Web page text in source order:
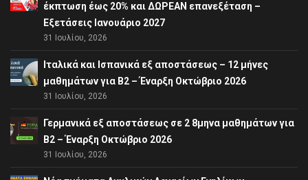
έκπτωση έως 20% και ΔΩΡΕΑΝ επανεξέταση –
Εξετάσεις Ιανουάριο 2027
31 Ιουλίου, 2026
Ιταλικά και Ισπανικά εξ αποστάσεως – 12 μήνες
μαθημάτων για B2 – Έναρξη Οκτώβριο 2026
31 Ιουλίου, 2026
Γερμανικά εξ αποστάσεως σε 2 8μηνα μαθημάτων για
Β2 – Έναρξη Οκτώβριο 2026
31 Ιουλίου, 2026